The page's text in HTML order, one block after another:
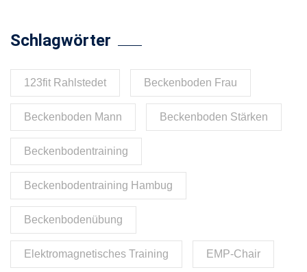
Schlagwörter
123fit Rahlstedet Beckenboden Frau
Beckenboden Mann Beckenboden Stärken
Beckenbodentraining
Beckenbodentraining Hambug
Beckenbodenübung
Elektromagnetisches Training EMP-Chair